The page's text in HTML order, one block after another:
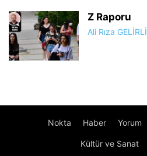
Z Raporu
Ali Rıza GELİRLİ
Nokta Haber Yorum
Kültür ve Sanat